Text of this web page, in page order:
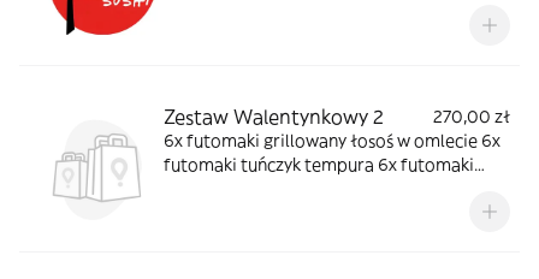
szparag 8x uramaki gravadlax 8x hosomaki
Zestaw Walentynkowy 2
270,00 zł
6x futomaki grillowany łosoś w omlecie 6x
futomaki tuńczyk tempura 6x futomaki